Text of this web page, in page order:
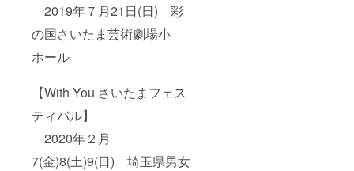
2019年７月21日(日) 彩
の国さいたま芸術劇場小
ホール
【With You さいたまフェス
ティバル】
2020年２月
7(金)8(土)9(日) 埼玉県男女